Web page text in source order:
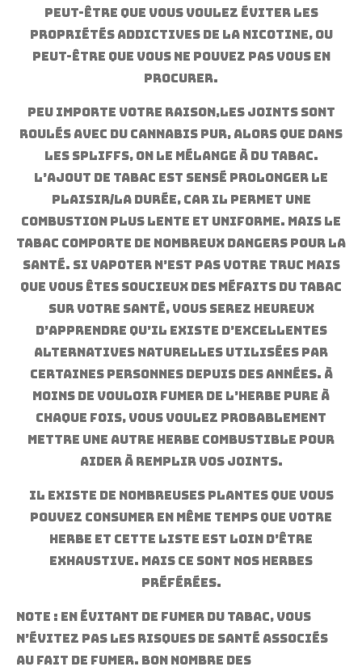
Peut-être que vous voulez éviter les
propriétés addictives de la nicotine, ou
peut-être que vous ne pouvez pas vous en
procurer.
Peu importe votre raison,les joints sont
roulés avec du cannabis pur, alors que dans
les spliffs, on le mélange à du tabac.
L’ajout de tabac est sensé prolonger le
plaisir/la durée, car il permet une
combustion plus lente et uniforme. Mais le
tabac comporte de nombreux dangers pour la
santé. Si vapoter n’est pas votre truc mais
que vous êtes soucieux des méfaits du tabac
sur votre santé, vous serez heureux
d’apprendre qu’il existe d’excellentes
alternatives naturelles utilisées par
certaines personnes depuis des années. à
moins de vouloir fumer de l’herbe pure à
chaque fois, vous voulez probablement
mettre une autre herbe combustible pour
aider à remplir vos joints.
Il existe de nombreuses plantes que vous
pouvez consumer en même temps que votre
herbe et cette liste est loin d’être
exhaustive. Mais ce sont nos herbes
préférées.
Note : en évitant de fumer du tabac, vous
n’évitez pas les risques de santé associés
au fait de fumer. Bon nombre des